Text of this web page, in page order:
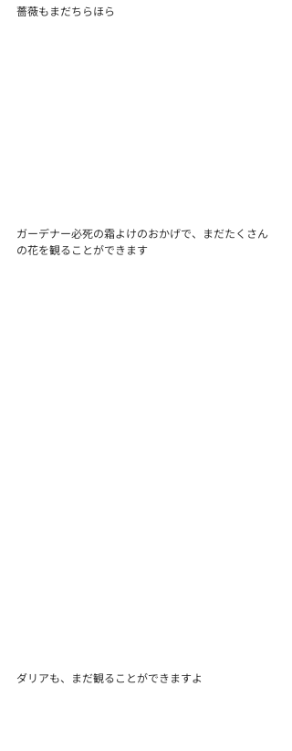
薔薇もまだちらほら
ガーデナー必死の霜よけのおかげで、まだたくさん
の花を観ることができます
ダリアも、まだ観ることができますよ